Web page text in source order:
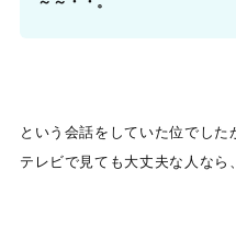
という会話をしていた位でし
テレビで見ても大丈夫な人なら